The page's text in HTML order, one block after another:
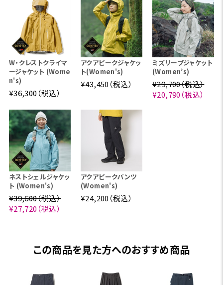
W・クレストクライマ
ージャケット (Wome
n's)
¥36,300（税込）
アクアピークジャケッ
ト(Women's)
¥43,450（税込）
ミズリープジャケット
(Women’s)
¥29,700（税込）
¥20,790（税込）
ネストシェルジャケッ
ト (Women's)
¥39,600（税込）
¥27,720（税込）
アクアピークパンツ
(Women's)
¥24,200（税込）
この商品を見た方へのおすすめ商品